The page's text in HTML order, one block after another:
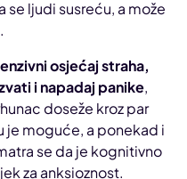
ljudi susreću, a može
osjećaj straha,
i napadaj panike,
doseže kroz par
je moguće, a ponekad i
se da je kognitivno
za anksioznost.